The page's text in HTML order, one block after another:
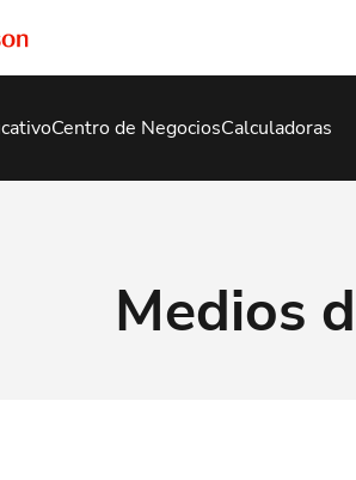
Centro de NegociosCalculadoras
Medios